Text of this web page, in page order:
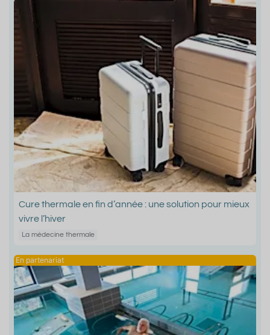
Cure thermale en fin d’année : une solution pour mieux
vivre l’hiver
La médecine thermale